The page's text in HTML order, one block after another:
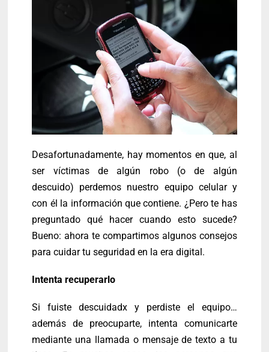
Desafortunadamente, hay momentos en que, al
ser víctimas de algún robo (o de algún
descuido) perdemos nuestro equipo celular y
con él la información que contiene. ¿Pero te has
preguntado qué hacer cuando esto sucede?
Bueno: ahora te compartimos algunos consejos
para cuidar tu seguridad en la era digital.
Intenta recuperarlo
Si fuiste descuidadx y perdiste el equipo…
además de preocuparte, intenta comunicarte
mediante una llamada o mensaje de texto a tu